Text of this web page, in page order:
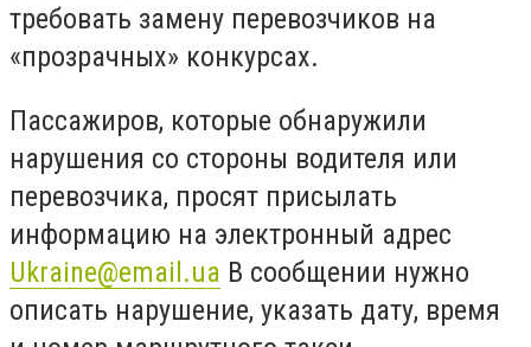
требовать замену перевозчиков на
«прозрачных» конкурсах.
Пассажиров, которые обнаружили
нарушения со стороны водителя или
перевозчика, просят присылать
информацию на электронный адрес
Ukraine@email.ua В сообщении нужно
описать нарушение, указать дату, время